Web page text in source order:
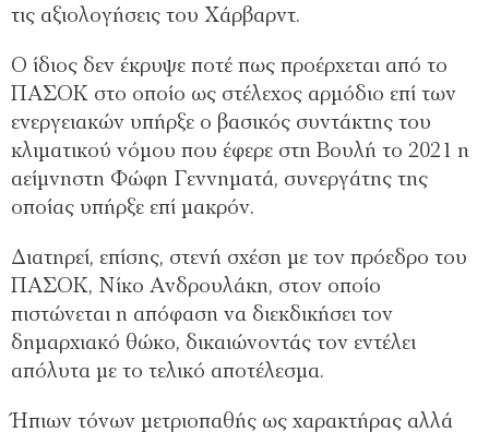
τις αξιολογήσεις του Χάρβαρντ.
Ο ίδιος δεν έκρυψε ποτέ πως προέρχεται από το
ΠΑΣΟΚ στο οποίο ως στέλεχος αρμόδιο επί των
ενεργειακών υπήρξε ο βασικός συντάκτης του
κλιματικού νόμου που έφερε στη Βουλή το 2021 η
αείμνηστη Φώφη Γεννηματά, συνεργάτης της
οποίας υπήρξε επί μακρόν.
Διατηρεί, επίσης, στενή σχέση με τον πρόεδρο του
ΠΑΣΟΚ, Νίκο Ανδρουλάκη, στον οποίο
πιστώνεται η απόφαση να διεκδικήσει τον
δημαρχιακό θώκο, δικαιώνοντάς τον εντέλει
απόλυτα με το τελικό αποτέλεσμα.
Ήπιων τόνων μετριοπαθής ως χαρακτήρας αλλά